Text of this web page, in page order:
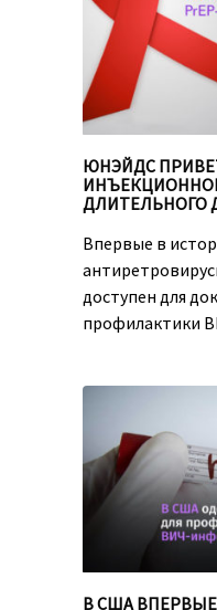
ЮНЭЙДС
ДЛИТЕЛЬНОГО
Впервые в
доступен для
профилактики
В США